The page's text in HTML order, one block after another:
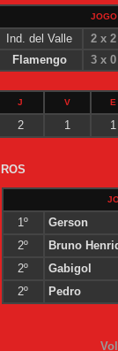
JOGO
Ind. del Valle
2 x 2
Flamengo 3 x 0
J V E
2 1 1
1º
Gerson
2º
Bruno
2º
Gabigol
2º
Pedro